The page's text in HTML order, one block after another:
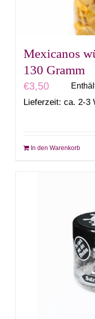
Mexicanos
130 Gramm
€3,50
Lieferzeit: ca. 2-3
In den Warenkorb